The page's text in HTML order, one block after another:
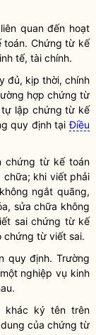
quan đến hoạt
toán. Chứng từ kế
tế, tài chính.
đủ, kịp thời, chính
hợp chứng từ
lập chứng từ kế
quy định tạiĐiều
chứng từ kế toán
khi viết phải
ngắt quãng,
sửa chữa không
saichứng từ kế
chứng từ viết sai.
quy định. Trường
nghiệp vụ kinh
khác ký tên trên
của chứng từ